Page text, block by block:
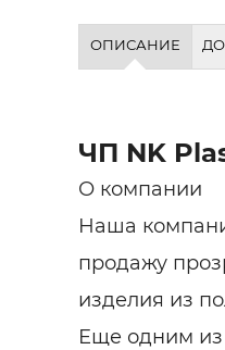
ОПИСАНИЕ
ЧП NK
О компании
Наша
продажу
изделия из
Еще одним